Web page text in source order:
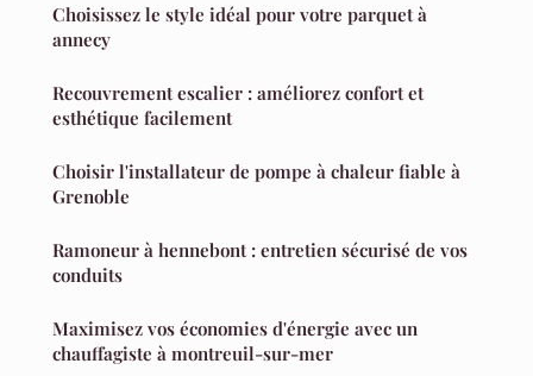
Choisissez le style idéal pour votre parquet à
annecy
Recouvrement escalier : améliorez confort et
esthétique facilement
Choisir l'installateur de pompe à chaleur fiable à
Grenoble
Ramoneur à hennebont : entretien sécurisé de vos
conduits
Maximisez vos économies d'énergie avec un
chauffagiste à montreuil-sur-mer